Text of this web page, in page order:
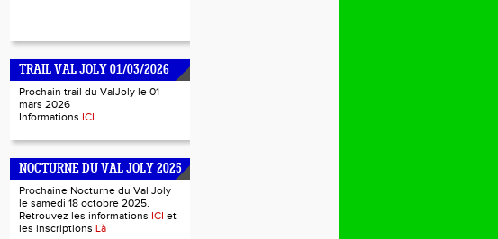
TRAIL VAL JOLY 01/03/2026
Prochain trail du ValJoly le 01
mars 2026
Informations ICI
NOCTURNE DU VAL JOLY 2025
Prochaine Nocturne du Val Joly
le samedi 18 octobre 2025.
Retrouvez les informations ICI et
les inscriptions Là